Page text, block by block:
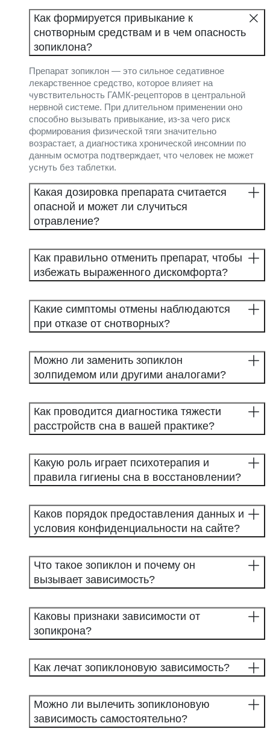
Как формируется привыкание к
снотворным средствам и в чем опасность
зопиклона?
Препарат зопиклон — это сильное седативное
лекарственное средство, которое влияет на
чувствительность ГАМК-рецепторов в центральной
нервной системе. При длительном применении оно
способно вызывать привыкание, из-за чего риск
формирования физической тяги значительно
возрастает, а диагностика хронической инсомнии по
данным осмотра подтверждает, что человек не может
уснуть без таблетки.
Какая дозировка препарата считается
опасной и может ли случиться
отравление?
Как правильно отменить препарат, чтобы
избежать выраженного дискомфорта?
Какие симптомы отмены наблюдаются
при отказе от снотворных?
Можно ли заменить зопиклон
золпидемом или другими аналогами?
Как проводится диагностика тяжести
расстройств сна в вашей практике?
Какую роль играет психотерапия и
правила гигиены сна в восстановлении?
Каков порядок предоставления данных и
условия конфиденциальности на сайте?
Что такое зопиклон и почему он
вызывает зависимость?
Каковы признаки зависимости от
зопикрона?
Как лечат зопиклоновую зависимость?
Можно ли вылечить зопиклоновую
зависимость самостоятельно?